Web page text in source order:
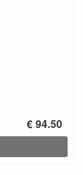
€ 94.50